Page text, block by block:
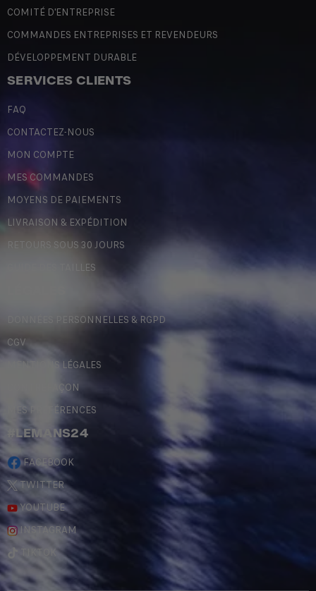
COMITÉ D'ENTREPRISE
COMMANDES ENTREPRISES ET REVENDEURS
DÉVELOPPEMENT DURABLE
SERVICES CLIENTS
FAQ
CONTACTEZ-NOUS
MON COMPTE
MES COMMANDES
MOYENS DE PAIEMENTS
LIVRAISON & EXPÉDITION
RETOURS SOUS 30 JOURS
GUIDE DES TAILLES
DONNÉES PERSONNELLES & RGPD
CGV
MENTIONS LÉGALES
CONTREFAÇON
MES PRÉFÉRENCES
#LEMANS24
FACEBOOK
TWITTER
YOUTUBE
INSTAGRAM
TIKTOK